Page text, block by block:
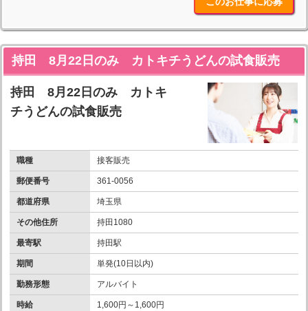
持田 8月22日のみ カトキチうどんの試食販売
持田 8月22日のみ カトキ
チうどんの試食販売
職種 接客販売
郵便番号 361-0056
都道府県 埼玉県
その他住所 持田1080
最寄駅 持田駅
期間 単発(10日以内)
勤務形態 アルバイト
時給 1,600円～1,600円